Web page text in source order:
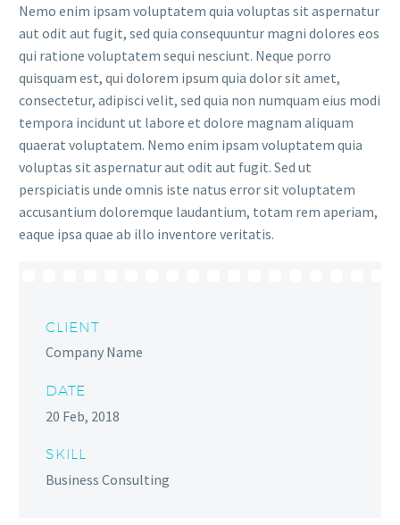
Nemo enim ipsam voluptatem quia voluptas sit aspernatur
aut odit aut fugit, sed quia consequuntur magni dolores eos
qui ratione voluptatem sequi nesciunt. Neque porro
quisquam est, qui dolorem ipsum quia dolor sit amet,
consectetur, adipisci velit, sed quia non numquam eius modi
tempora incidunt ut labore et dolore magnam aliquam
quaerat voluptatem. Nemo enim ipsam voluptatem quia
voluptas sit aspernatur aut odit aut fugit. Sed ut
perspiciatis unde omnis iste natus error sit voluptatem
accusantium doloremque laudantium, totam rem aperiam,
eaque ipsa quae ab illo inventore veritatis.
CLIENT
Company Name
DATE
20 Feb, 2018
SKILL
Business Consulting